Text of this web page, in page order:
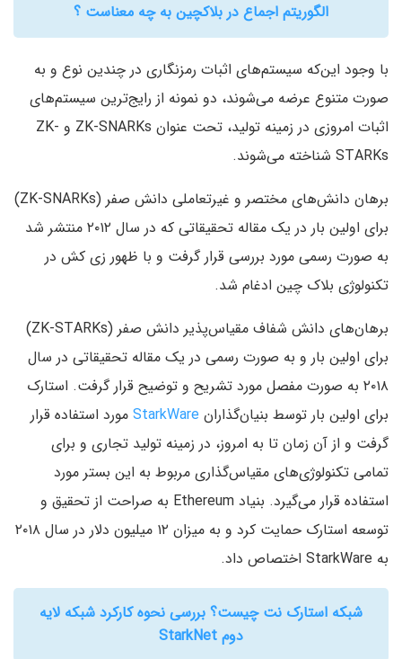
الگوریتم اجماع در بلاکچین به چه معناست ؟
با وجود این‌که سیستم‌های اثبات رمزنگاری در چندین نوع و به
صورت متنوع عرضه می‌شوند‌، دو نمونه از رایج‌ترین سیستم‌های
اثبات امروزی در زمینه تولید‌، تحت عنوان ZK-SNARKs و ZK-
STARKs شناخته می‌شوند.
برهان دانش‌های مختصر و غیرتعاملی دانش صفر (ZK-SNARKs‌)
برای اولین بار در یک مقاله تحقیقاتی که در سال ۲۰۱۲ منتشر شد
به صورت رسمی مورد بررسی قرار گرفت و با ظهور زی کش در
تکنولوژی بلاک چین ادغام شد.
برهان‌های دانش شفاف مقیاس‌پذیر دانش صفر (ZK-STARKs‌)
برای اولین بار و به صورت رسمی در یک مقاله تحقیقاتی در سال
۲۰۱۸ به صورت مفصل مورد تشریح و توضیح قرار گرفت. استارک
برای اولین بار توسط بنیان‌گذاران StarkWare مورد استفاده قرار
گرفت و از آن زمان تا به امروز‌، در زمینه تولید تجاری و برای
تمامی تکنولوژی‌های مقیاس‌گذاری مربوط به این بستر مورد
استفاده قرار می‌گیرد. بنیاد Ethereum به صراحت از تحقیق و
توسعه استارک حمایت کرد و به میزان ۱۲ میلیون دلار در سال ۲۰۱۸
به StarkWare اختصاص داد.
شبکه استارک نت چیست؟ بررسی نحوه کارکرد شبکه لایه
دوم StarkNet